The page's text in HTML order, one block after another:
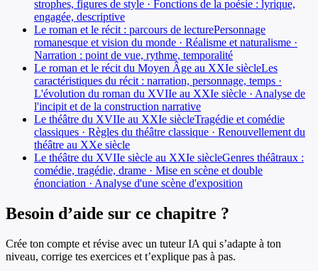
strophes, figures de style · Fonctions de la poésie : lyrique,
engagée, descriptive
Le roman et le récit : parcours de lecturePersonnage
romanesque et vision du monde · Réalisme et naturalisme ·
Narration : point de vue, rythme, temporalité
Le roman et le récit du Moyen Âge au XXIe siècleLes
caractéristiques du récit : narration, personnage, temps ·
L'évolution du roman du XVIIe au XXIe siècle · Analyse de
l'incipit et de la construction narrative
Le théâtre du XVIIe au XXIe siècleTragédie et comédie
classiques · Règles du théâtre classique · Renouvellement du
théâtre au XXe siècle
Le théâtre du XVIIe siècle au XXIe siècleGenres théâtraux :
comédie, tragédie, drame · Mise en scène et double
énonciation · Analyse d'une scène d'exposition
Besoin d’aide sur ce chapitre ?
Crée ton compte et révise avec un tuteur IA qui s’adapte à ton
niveau, corrige tes exercices et t’explique pas à pas.